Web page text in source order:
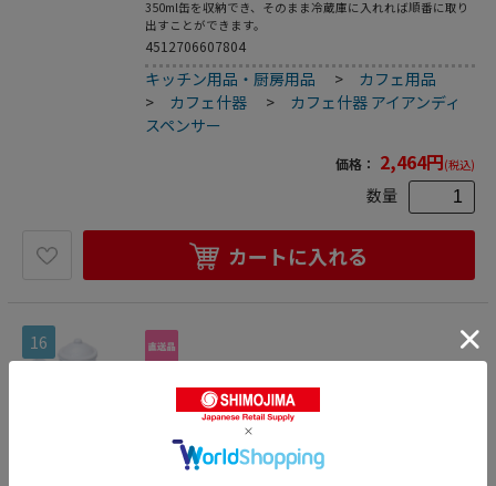
350ml缶を収納でき、そのまま冷蔵庫に入れれば順番に取り
出すことができます。
4512706607804
キッチン用品・厨房用品 > カフェ用品
> カフェ什器 > カフェ什器 アイアンディ
スペンサー
価格： 2,464円(税込)
数量
カートに入れる
16
ポッシュリビング コーヒーポット POMEL コ
ーヒーポット 624 ホワイト 1個（ご注文単位
1個）【直送品】
コーヒーポット